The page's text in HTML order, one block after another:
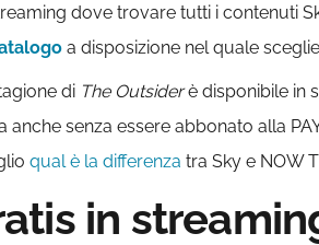
dove trovare tutti i contenuti
a disposizione nel quale
di The Outsiderè disponibile in
senza essere abbonato alla
qual è la differenza tra Sky e NOW
in